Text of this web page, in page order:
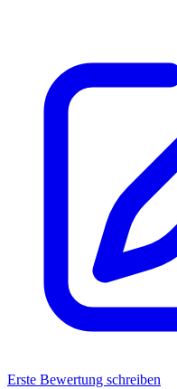
Erste Bewertung schreiben